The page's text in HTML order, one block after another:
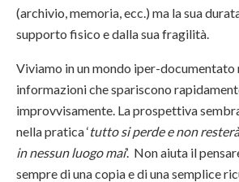
(archivio, memoria, ecc.) ma la sua
supporto fisico e dalla sua fragilità.
Viviamo in un mondo iper-documentato
informazioni che spariscono
improvvisamente. La prospettiva
nella pratica ‘tutto si perde e non
in nessun luogo mai’. Non aiuta il
sempre di una copia e di una semplice